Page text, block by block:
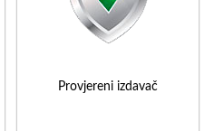
Provjereni izdavač